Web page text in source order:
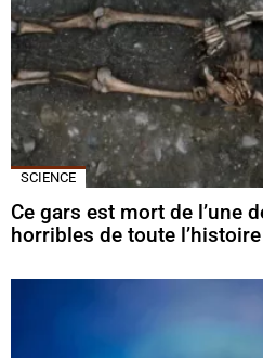
SCIENCE
Ce gars est mort de l’une
horribles de toute l’histoire